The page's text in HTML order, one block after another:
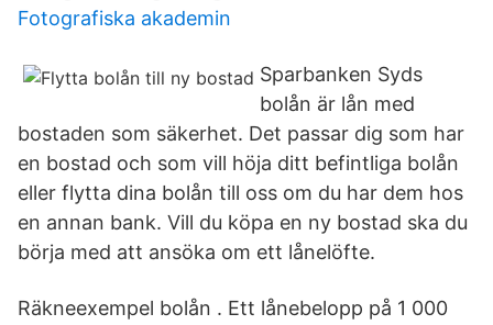
Fotografiska akademin
Sparbanken Syds
bolån är lån med
bostaden som säkerhet. Det passar dig som har
en bostad och som vill höja ditt befintliga bolån
eller flytta dina bolån till oss om du har dem hos
en annan bank. Vill du köpa en ny bostad ska du
börja med att ansöka om ett lånelöfte.
Räkneexempel bolån . Ett lånebelopp på 1 000